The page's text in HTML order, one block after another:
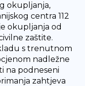
okupljanja,
centra 112
okupljanja od
zaštite.
s trenutnom
nadležne
na podneseni
zahtjeva